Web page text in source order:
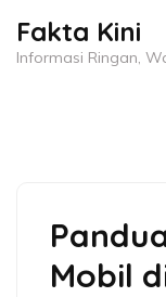
keFakta Kini
Informasi Ringan,
Mobil